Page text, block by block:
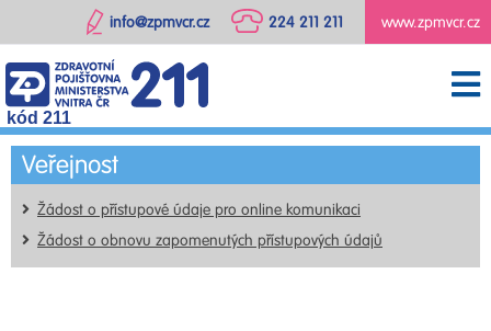
www.zpmvcr.cz
224 211 211
info@zpmvcr.cz
kód 211
Veřejnost
Žádost o přístupové údaje pro online komunikaci
Žádost o obnovu zapomenutých přístupových údajů